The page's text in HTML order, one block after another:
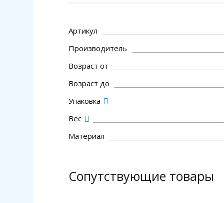
Артикул
Производитель
Возраст от
Возраст до
Упаковка
Вес
Материал
Сопутствующие товары